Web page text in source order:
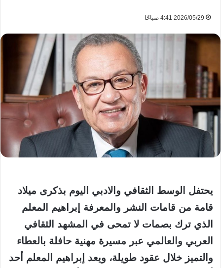
2026/05/29 4:41 صباحًا
يحتفل الوسط الثقافي والادبي اليوم بذكرى ميلاد
قامة من قامات النشر والمعرفة إبراهيم المعلم
الذي ترك بصمات لا تمحى في المشهد الثقافي
العربي والعالمي عبر مسيرة مهنية حافلة بالعطاء
والتميز خلال عقود طويلة، ويعد إبراهيم المعلم أحد